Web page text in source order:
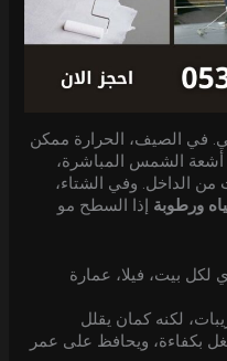
في الصيف، الحرارة ممكن
أشعة الشمس المباشرة،
الداخل. وفي الشتاء،
ورطوبة إذا السطح مو
بيت، فيلا، عمارة
لكنه كمان يقلل
بكفاءة، ويحافظ على عمر